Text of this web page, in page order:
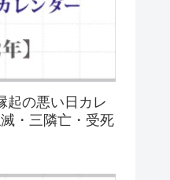
起の悪い日カレ
・三隣亡・受死